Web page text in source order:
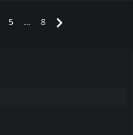
5 … 8